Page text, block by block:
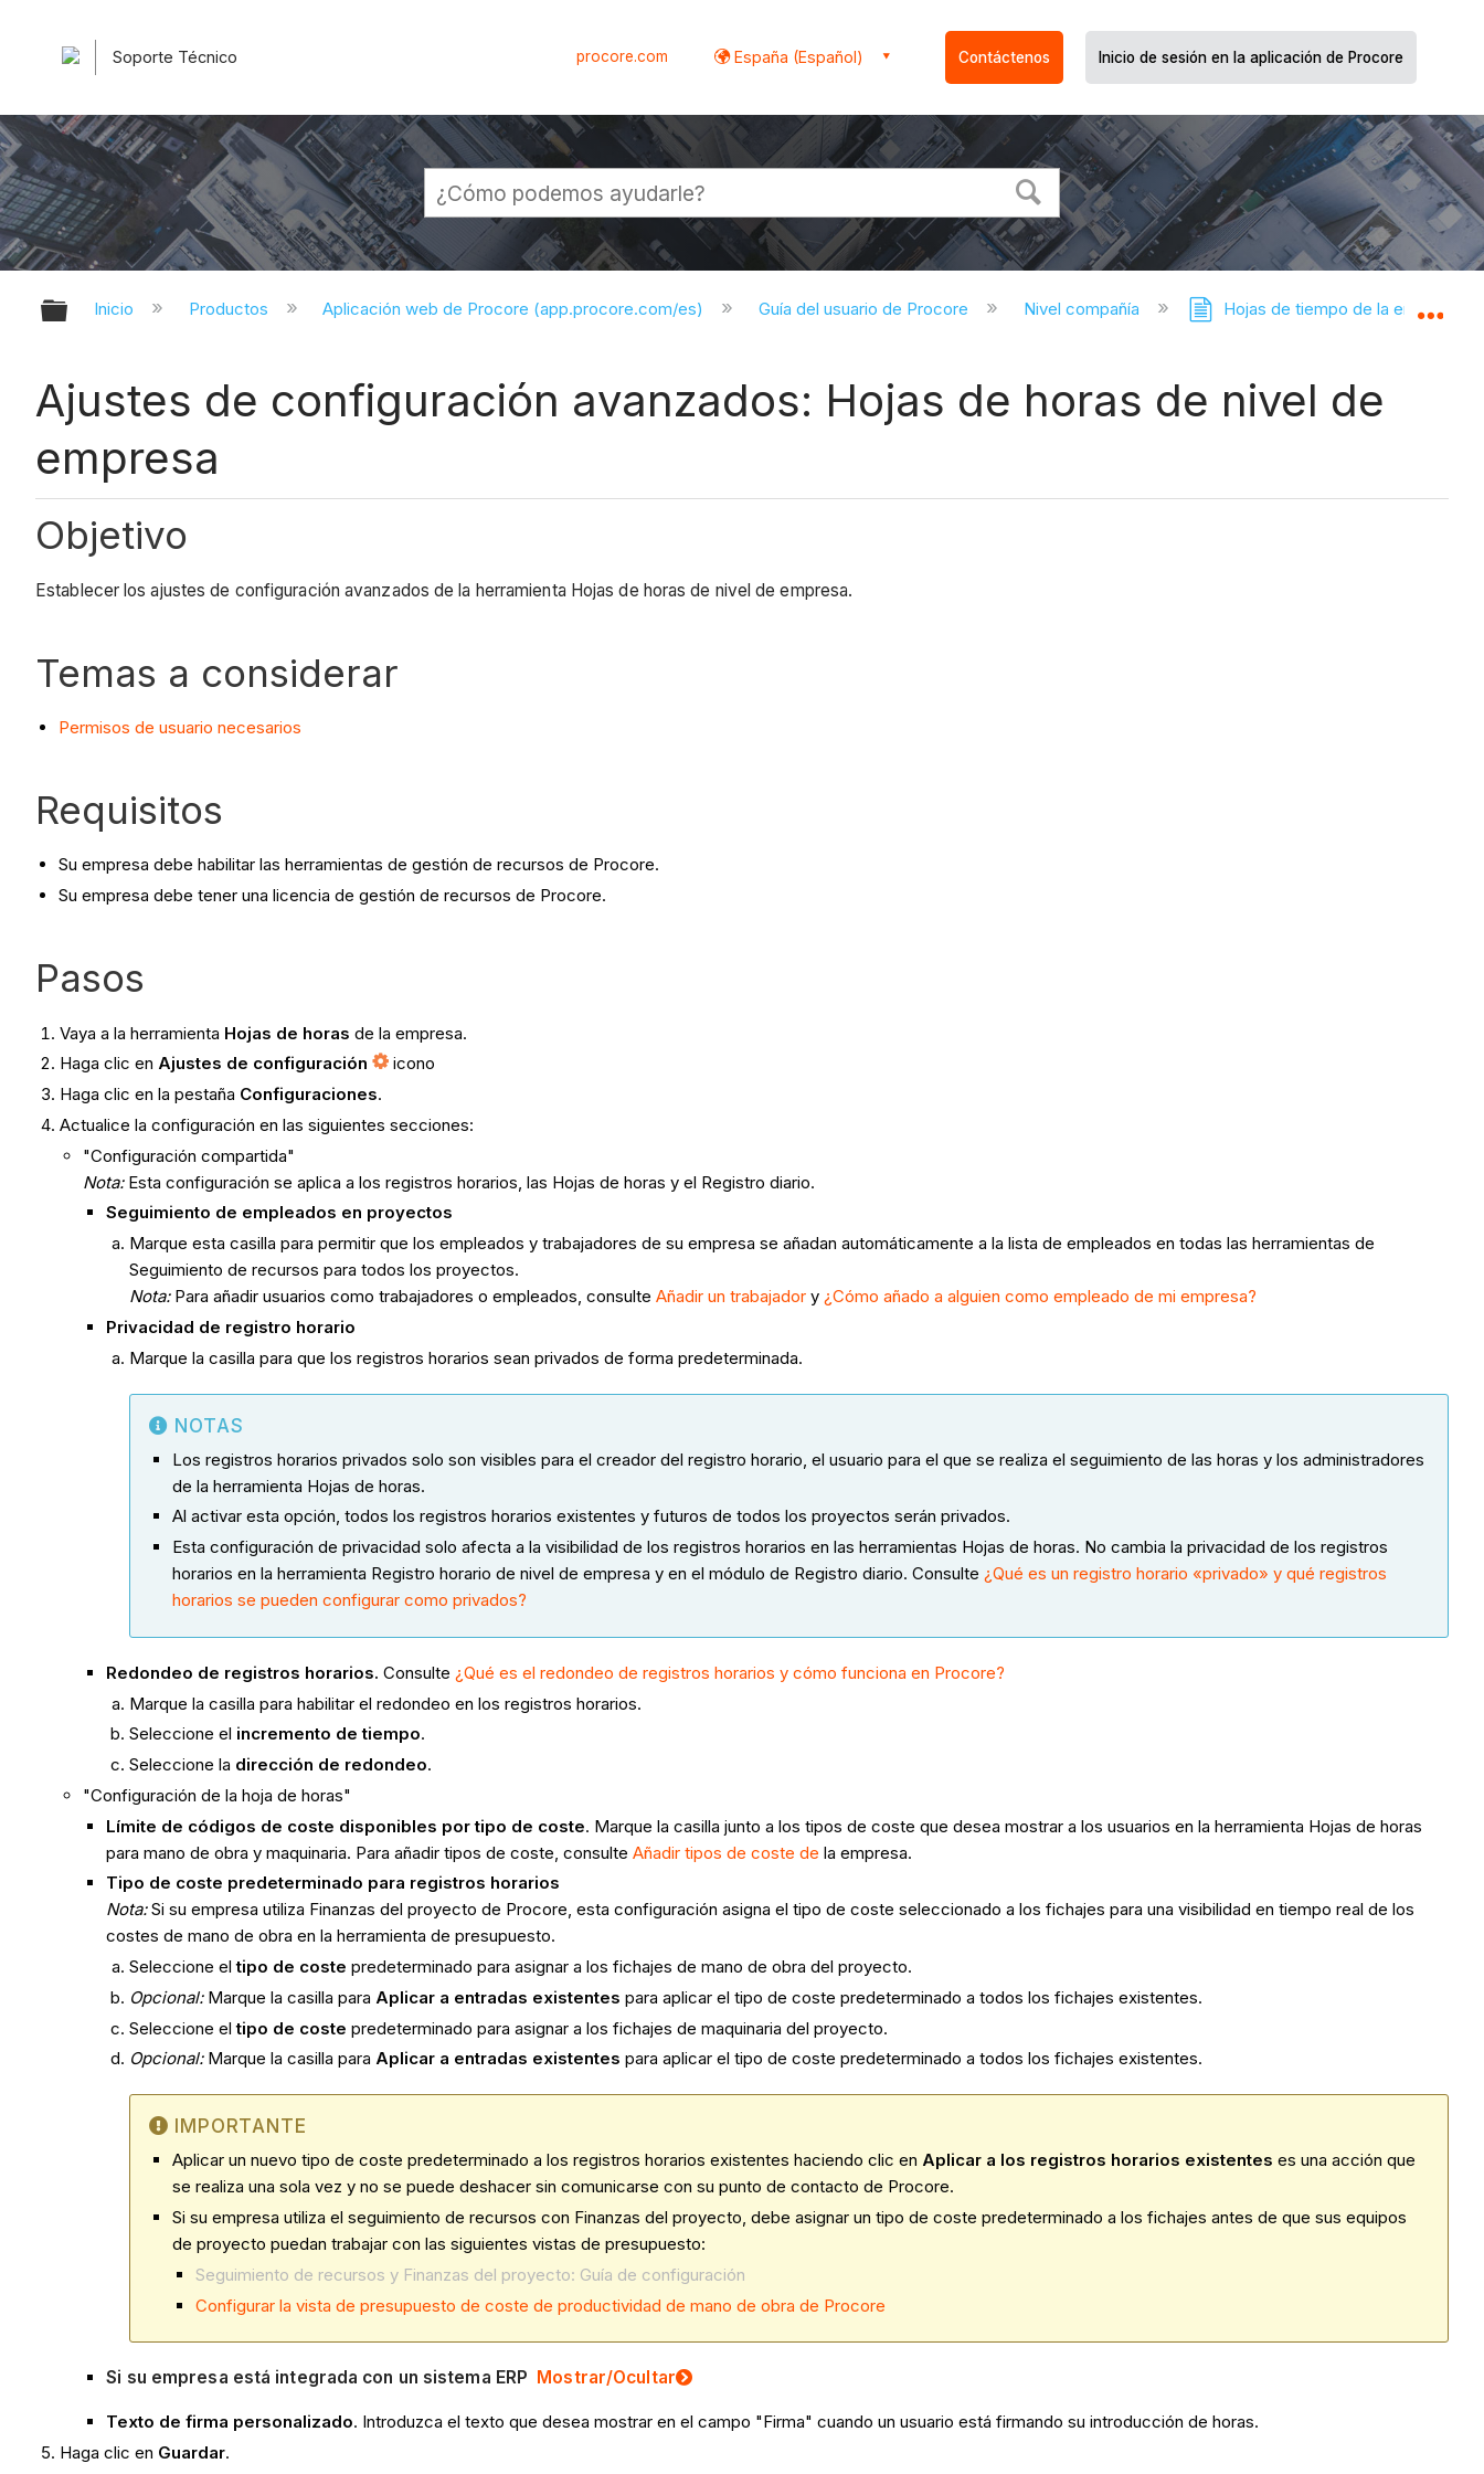
Soporte Técnico procore.com España (Español) Contáctenos Inicio de sesión en la aplicación de Procore
Expandir/contraer jerarquía global
Inicio Productos Aplicación web de Procore (app.procore.com/es) Guía del usuario de Procore Nivel compañía Hojas de tiempo de la empresa
Ajustes de configuración avanzados: Hojas de horas de nivel de
empresa
Objetivo
Establecer los ajustes de configuración avanzados de la herramienta Hojas de horas de nivel de empresa.
Temas a considerar
Permisos de usuario necesarios
Requisitos
Su empresa debe habilitar las herramientas de gestión de recursos de Procore.
Su empresa debe tener una licencia de gestión de recursos de Procore.
Pasos
Vaya a la herramienta Hojas de horas de la empresa.
Haga clic en Ajustes de configuración
icono
Haga clic en la pestaña Configuraciones.
Actualice la configuración en las siguientes secciones:
"Configuración compartida"
Nota: Esta configuración se aplica a los registros horarios, las Hojas de horas y el Registro diario.
Seguimiento de empleados en proyectos
Marque esta casilla para permitir que los empleados y trabajadores de su empresa se añadan automáticamente a la lista de empleados en todas las herramientas de
Seguimiento de recursos para todos los proyectos.
Nota: Para añadir usuarios como trabajadores o empleados, consulteAñadir un trabajador y¿Cómo añado a alguien como empleado de mi empresa?
Privacidad de registro horario
Marque la casilla para que los registros horarios sean privados de forma predeterminada.
NOTAS
Los registros horarios privados solo son visibles para el creador del registro horario, el usuario para el que se realiza el seguimiento de las horas y los administradores
de la herramienta Hojas de horas.
Al activar esta opción, todos los registros horarios existentes y futuros de todos los proyectos serán privados.
Esta configuración de privacidad solo afecta a la visibilidad de los registros horarios en las herramientas Hojas de horas. No cambia la privacidad de los registros
horarios en la herramienta Registro horario de nivel de empresa y en el módulo de Registro diario. Consulte¿Qué es un registro horario «privado» y qué registros
horarios se pueden configurar como privados?
Redondeo de registros horarios.Consulte¿Qué es el redondeo de registros horarios y cómo funciona en Procore?
Marque la casilla para habilitar el redondeo en los registros horarios.
Seleccione el incremento de tiempo.
Seleccione la dirección de redondeo.
"Configuración de la hoja de horas"
Límite de códigos de coste disponibles por tipo de coste. Marque la casilla junto a los tipos de coste que desea mostrar a los usuarios en la herramienta Hojas de horas
para mano de obra y maquinaria. Para añadir tipos de coste, consulteAñadir tipos de coste de la empresa.
Tipo de coste predeterminado para registros horarios
Nota: Si su empresa utiliza Finanzas del proyecto de Procore, esta configuración asigna el tipo de coste seleccionado a los fichajes para una visibilidad en tiempo real de los
costes de mano de obra en la herramienta de presupuesto.
Seleccione eltipo de coste predeterminado para asignar a los fichajes de mano de obra del proyecto.
Opcional: Marque la casilla para Aplicar a entradas existentespara aplicar el tipo de coste predeterminado a todos los fichajes existentes.
Seleccione eltipo de coste predeterminado para asignar a los fichajes de maquinaria del proyecto.
Opcional: Marque la casilla para Aplicar a entradas existentespara aplicar el tipo de coste predeterminado a todos los fichajes existentes.
IMPORTANTE
Aplicar un nuevo tipo de coste predeterminado a los registros horarios existentes haciendo clic en Aplicar a los registros horarios existentes es una acción que
se realiza una sola vez y no se puede deshacer sin comunicarse con su punto de contacto de Procore.
Si su empresa utiliza el seguimiento de recursos con Finanzas del proyecto, debe asignar un tipo de coste predeterminado a los fichajes antes de que sus equipos
de proyecto puedan trabajar con las siguientes vistas de presupuesto:
Seguimiento de recursos y Finanzas del proyecto: Guía de configuración
Configurar la vista de presupuesto de coste de productividad de mano de obra de Procore
Si su empresa está integrada con un sistema ERP Mostrar/Ocultar
Texto de firma personalizado. Introduzca el texto que desea mostrar en el campo "Firma" cuando un usuario está firmando su introducción de horas.
Haga clic en Guardar.